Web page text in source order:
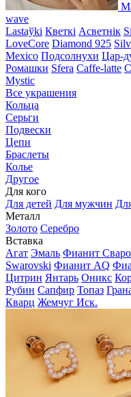
wave
Lastaўki Кветкі Асветнiк
LoveCore Diamond 925
Mexico Подсолнухи Цар-
Ромашки Sfera Caffe-latte
Mystic
Все украшения
Кольца
Серьги
Подвески
Цепи
Браслеты
Колье
Другое
Для кого
Для детей Для мужчин
Металл
Золото Серебро
Вставка
Агат Эмаль Фианит
Swarovski Фианит AQ
Цитрин Янтарь Оникс
Рубин Сапфир Топаз
Кварц Жемчуг Иск.